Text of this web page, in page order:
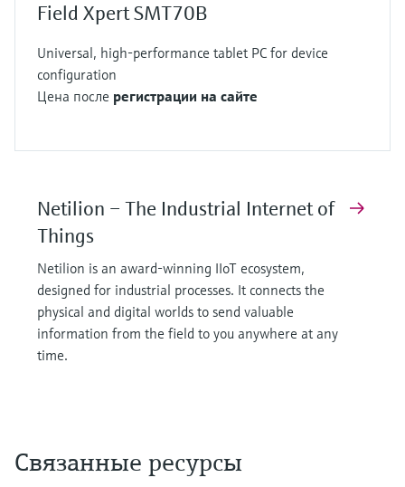
Field Xpert SMT70B
Universal, high-performance tablet PC for device
configuration
Цена после регистрации на сайте
Netilion – The Industrial Internet of
Things
Netilion is an award-winning IIoT ecosystem,
designed for industrial processes. It connects the
physical and digital worlds to send valuable
information from the field to you anywhere at any
time.
Связанные ресурсы